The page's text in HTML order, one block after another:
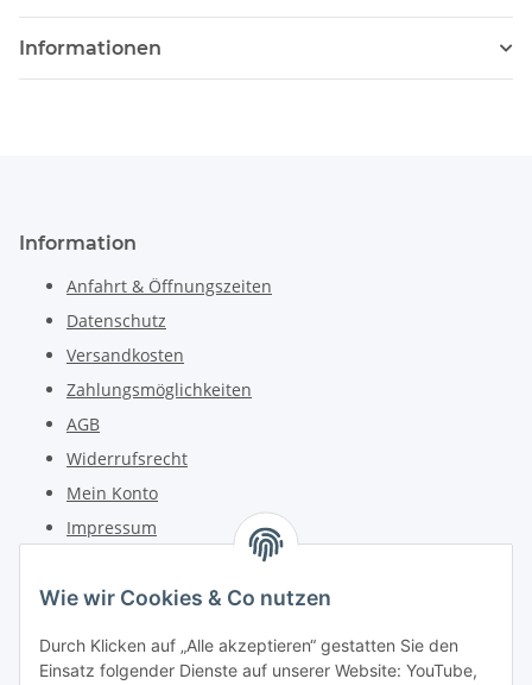
Wie wir Cookies & Co nutzen
Durch Klicken auf „Alle akzeptieren“ gestatten Sie den
Einsatz folgender Dienste auf unserer Website: YouTube,
Informationen
Information
Anfahrt & Öffnungszeiten
Datenschutz
Versandkosten
Zahlungsmöglichkeiten
AGB
Widerrufsrecht
Mein Konto
Impressum
Telefon: +49 (0) 6162 5554
Fax: +49 (0) 6162 5220